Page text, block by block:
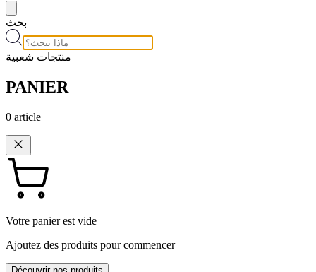
بحث
منتجات شعبية
PANIER
0 article
Votre panier est vide
Ajoutez des produits pour commencer